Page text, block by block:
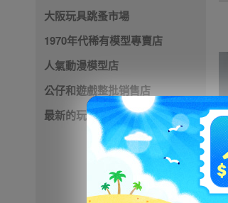
大阪玩具跳蚤市場
1970年代稀有模型專賣店
人氣動漫模型店
公仔和遊戲整批销售店
最新的玩具店